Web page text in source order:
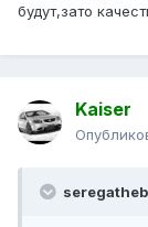
будут,зато
Kaiser